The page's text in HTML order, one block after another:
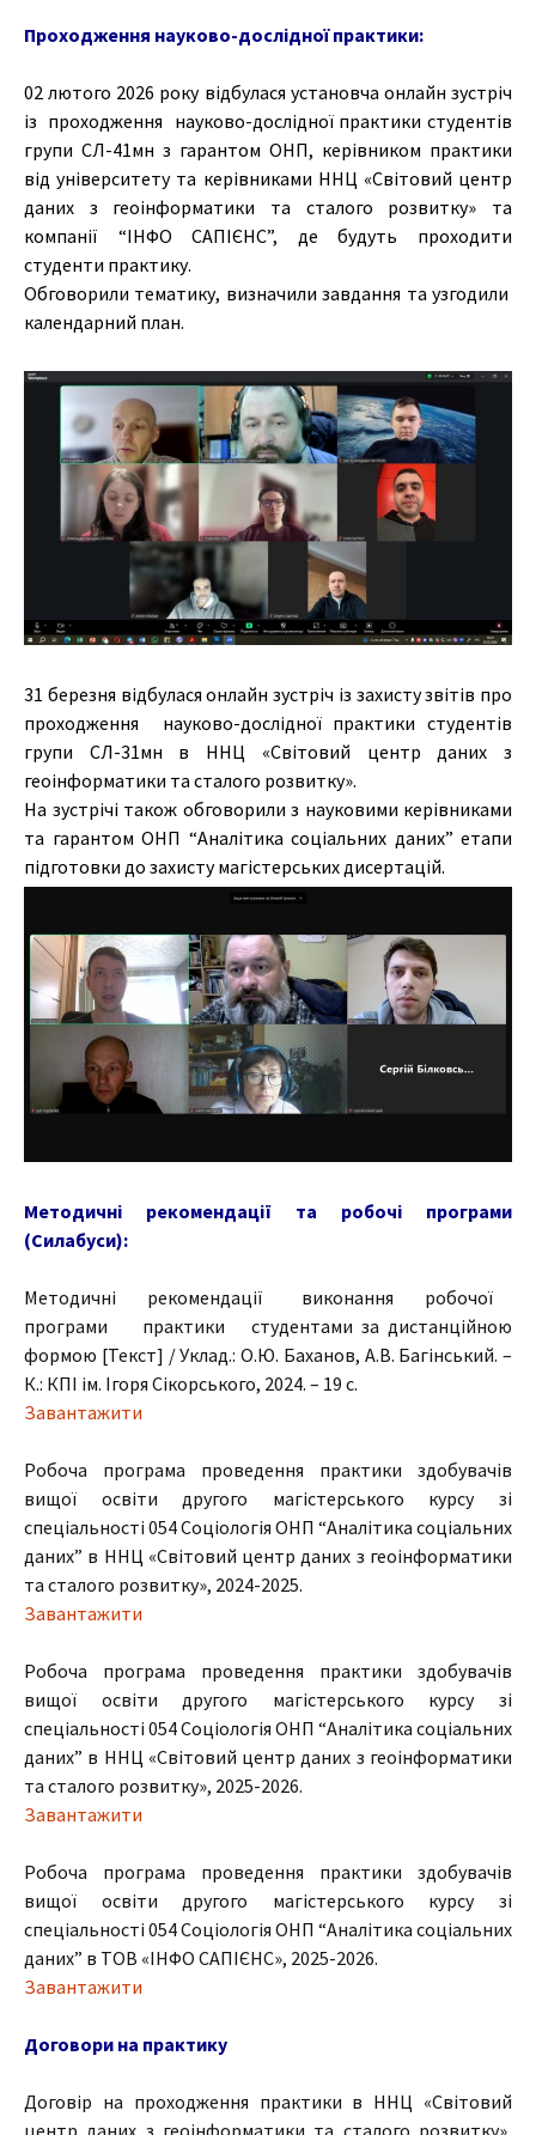
Проходження науково-дослідної практики:
02 лютого 2026 року відбулася установча онлайн зустріч
із проходження науково-дослідної практики студентів
групи СЛ-41мн з гарантом ОНП, керівником практики
від університету та керівниками ННЦ «Світовий центр
даних з геоінформатики та сталого розвитку» та
компанії “ІНФО САПІЄНС”, де будуть проходити
студенти практику.
Обговорили тематику, визначили завдання та узгодили
календарний план.
31 березня відбулася онлайн зустріч із захисту звітів про
проходження науково-дослідної практики студентів
групи СЛ-31мн в ННЦ «Світовий центр даних з
геоінформатики та сталого розвитку».
На зустрічі також обговорили з науковими керівниками
та гарантом ОНП “Аналітика соціальних даних” етапи
підготовки до захисту магістерських дисертацій.
Методичні рекомендації та робочі програми
(Силабуси):
Методичні рекомендації виконання робочої
програми практики студентами за дистанційною
формою [Текст] / Уклад.: О.Ю. Баханов, А.В. Багінський. –
К.: КПІ ім. Ігоря Сікорського, 2024. – 19 с.
Завантажити
Робоча програма проведення практики здобувачів
вищої освіти другого магістерського курсу зі
спеціальності 054 Соціологія ОНП “Аналітика соціальних
даних” в ННЦ «Світовий центр даних з геоінформатики
та сталого розвитку», 2024-2025.
Завантажити
Робоча програма проведення практики здобувачів
вищої освіти другого магістерського курсу зі
спеціальності 054 Соціологія ОНП “Аналітика соціальних
даних” в ННЦ «Світовий центр даних з геоінформатики
та сталого розвитку», 2025-2026.
Завантажити
Робоча програма проведення практики здобувачів
вищої освіти другого магістерського курсу зі
спеціальності 054 Соціологія ОНП “Аналітика соціальних
даних” в ТОВ «ІНФО САПІЄНС», 2025-2026.
Завантажити
Договори на практику
Договір на проходження практики в ННЦ «Світовий
центр даних з геоінформатики та сталого розвитку»,